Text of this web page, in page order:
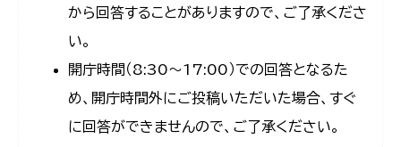
から回答することがありますので、ご了承くださ
い。
開庁時間（8:30〜17:00）での回答となるた
め、開庁時間外にご投稿いただいた場合、すぐ
に回答ができませんので、ご了承ください。